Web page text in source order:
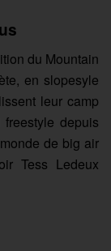
du Mountain
en slopesyle
leur camp
depuis
de big air
Tess Ledeux